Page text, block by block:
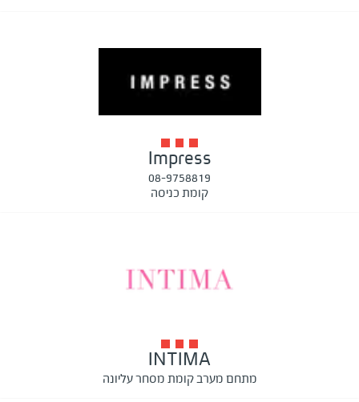
Impress
08-9758819
קומת כניסה
INTIMA
מתחם מערב קומת מסחר עליונה